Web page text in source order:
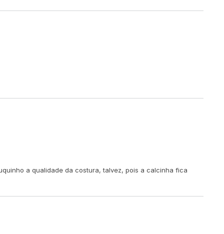
a qualidade da costura, talvez, pois a calcinha fica